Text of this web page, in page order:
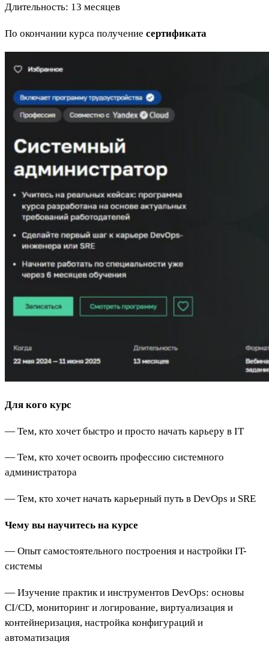
Длительность: 13 месяцев
По окончании курса получение сертификата
Для кого курс
— Тем, кто хочет быстро и просто начать карьеру в IT
— Тем, кто хочет освоить профессию системного
администратора
— Тем, кто хочет начать карьерный путь в DevOps и SRE
Чему вы научитесь на курсе
— Опыт самостоятельного построения и настройки IT-
системы
— Изучение практик и инструментов DevOps: основы
CI/CD, мониторинг и логирование, виртуализация и
контейнеризация, настройка конфигураций и
автоматизация